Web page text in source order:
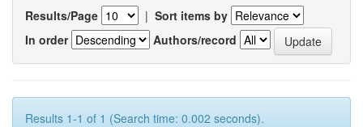
Results/Page | Sort items by
In order
Authors/record
Results 1-1 of 1 (Search time: 0.002 seconds).